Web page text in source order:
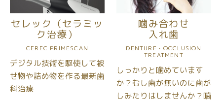
セレック（セラミッ
ク治療）
CEREC PRIMESCAN
デジタル技術を駆使して被
せ物や詰め物を作る最新歯
科治療
噛み合わせ
入れ歯
DENTURE・OCCLUSION
TREATMENT
しっかりと噛めています
か？むし歯が無いのに歯が
しみたりはしませんか？噛